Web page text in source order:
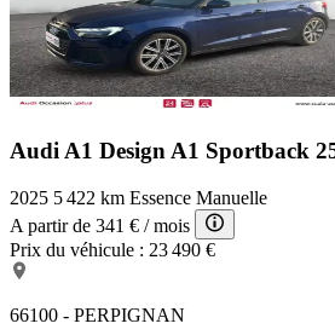
Audi A1 Design A1 Sportback
2025 5 422 km Essence Manuelle
A partir de 341 € / mois
Prix du véhicule : 23 490 €
66100 - PERPIGNAN